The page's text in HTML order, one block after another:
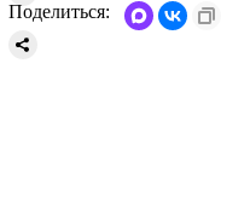
Поделиться: